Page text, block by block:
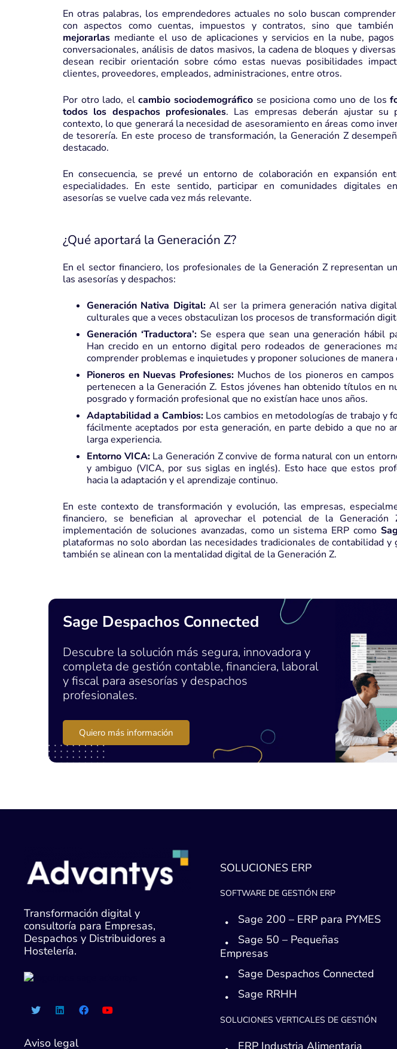
En otras palabras, los emprendedores actuales no solo buscan
con aspectos como cuentas, impuestos y contratos, sino que
mejorarlasmediante el uso de aplicaciones y servicios en la nube, pagos
conversacionales, análisis de datos masivos, la cadena de bloques y
desean recibir orientación sobre cómo estas nuevas posibilidades
clientes, proveedores, empleados, administraciones, entre otros.
Por otro lado, elcambio sociodemográficose posiciona como uno de los
todos los despachos profesionales. Las empresas deberán ajustar su
contexto, lo que generará la necesidad de asesoramiento en áreas como
de tesorería. En este proceso de transformación, la Generación Z
destacado.
En consecuencia, se prevé un entorno de colaboración en expansión
especialidades. En este sentido, participar en comunidades digitales
asesorías se vuelve cada vez más relevante.
¿Qué aportará la Generación Z?
En el sector financiero, los profesionales de la Generación Z representan
las asesorías y despachos:
Generación Nativa Digital:Al ser la primera generación nativa
culturales que a veces obstaculizan los procesos de transformación
Generación ‘Traductora’:Se espera que sean una generación hábil
Han crecido en un entorno digital pero rodeados de generaciones
comprender problemas e inquietudes y proponer soluciones de manera
Pioneros en Nuevas Profesiones: Muchos de los pioneros en
pertenecen a la Generación Z. Estos jóvenes han obtenido títulos en
posgrado y formación profesional que no existían hace unos años.
Adaptabilidad a Cambios:Los cambios en metodologías de trabajo y
fácilmente aceptados por esta generación, en parte debido a que no
larga experiencia.
Entorno VICA:La Generación Z convive de forma natural con un
y ambiguo (VICA, por sus siglas en inglés). Esto hace que estos
hacia la adaptación y el aprendizaje continuo.
En este contexto de transformación y evolución, las empresas,
financiero, se benefician al aprovechar el potencial de la
implementación de soluciones avanzadas, como un sistema ERP como
plataformas no solo abordan las necesidades tradicionales de contabilidad y
también se alinean con la mentalidad digital de la Generación Z.
Sage Despachos Connected
Descubre la solución más segura, innovadora y
completa de gestión contable, financiera, laboral
y fiscal para asesorías y despachos
profesionales.
Quiero más información
Transformación digital y
consultoría para Empresas,
Despachos y Distribuidores a
Hostelería.
Aviso legal
SOLUCIONES ERP
SOFTWARE DE GESTIÓN ERP
Sage 200 – ERP para PYMES
Sage 50 – Pequeñas
Empresas
Sage Despachos Connected
Sage RRHH
SOLUCIONES VERTICALES DE GESTIÓN